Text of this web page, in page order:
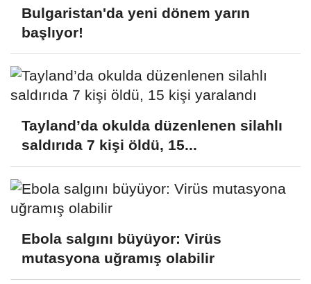
Bulgaristan'da yeni dönem yarın
başlıyor!
Tayland’da okulda düzenlenen silahlı
saldırıda 7 kişi öldü, 15...
Ebola salgını büyüyor: Virüs
mutasyona uğramış olabilir